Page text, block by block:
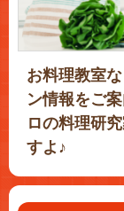
お料理教室
ン情報をご
ロの料理研
すよ♪